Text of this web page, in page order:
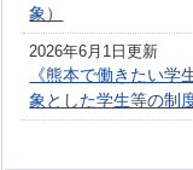
象）
2026年6月1日更新
《熊本で働きたい
象とした学生等の制